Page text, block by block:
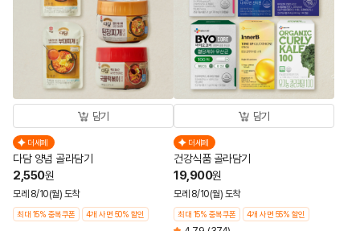
담기
더세페
다담 양념 골라담기
2,550원
모레 8/10(월) 도착
최대 15% 중복쿠폰 4개 사면 50% 할인
담기
더세페
건강식품 골라담기
19,900원
모레 8/10(월) 도착
최대 15% 중복쿠폰 4개 사면 55% 할인